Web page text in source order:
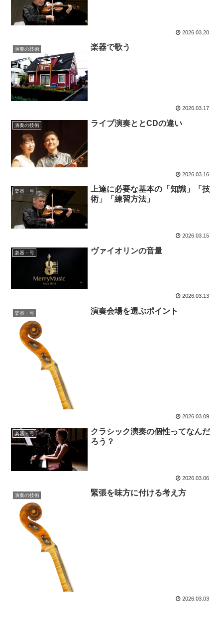
2026.03.20
演奏の技術 楽器で歌う
2026.03.17
演奏の技術 ライブ演奏ととCDの違い
2026.03.16
楽器・弓
上達に必要な基本の「知識」「技
術」「練習方法」
2026.03.15
楽器・弓 ヴァイオリンの音量
2026.03.13
楽器・弓 演奏会場を選ぶポイント
2026.03.09
楽器・弓
クラシック演奏の個性ってなんだ
ろう？
2026.03.06
演奏の技術 緊張を味方に付ける考え方
2026.03.03